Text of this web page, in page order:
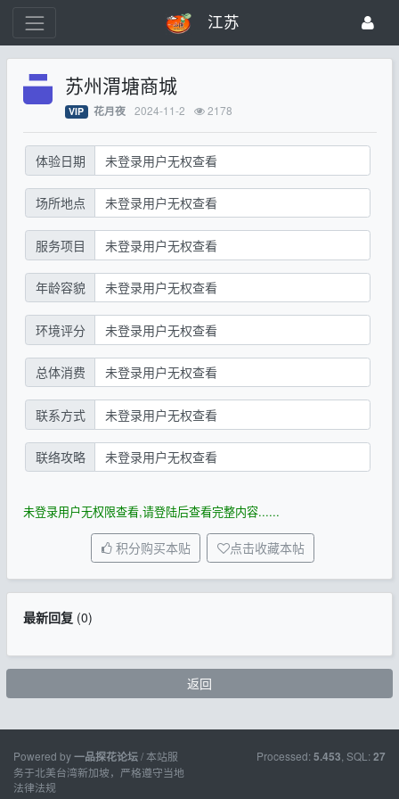
江苏
苏州渭塘商城
VIP 花月夜 2024-11-2 2178
体验日期 未登录用户无权查看
场所地点 未登录用户无权查看
服务项目 未登录用户无权查看
年龄容貌 未登录用户无权查看
环境评分 未登录用户无权查看
总体消费 未登录用户无权查看
联系方式 未登录用户无权查看
联络攻略 未登录用户无权查看
未登录用户无权限查看,请登陆后查看完整内容......
积分购买本贴 点击收藏本帖
最新回复(0)
返回
Powered by一品探花论坛/ 本站服
务于北美台湾新加坡，严格遵守当地
法律法规
Processed: 5.453 , SQL: 27